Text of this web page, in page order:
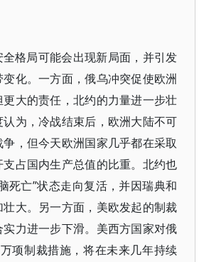
格局可能会出现新局面，并引发
化。一方面，俄乌冲突促使欧洲
大的责任，北约的力量进一步壮
为，冷战结束后，欧洲大陆不可
，但今天欧洲国家几乎都在采取
占国内生产总值的比重。北约也
死亡”状态走向复活，并因瑞典和
大。另一方面，美欧发起的制裁
力进一步下滑。美西方国家对俄
项制裁措施，将在未来几年持续